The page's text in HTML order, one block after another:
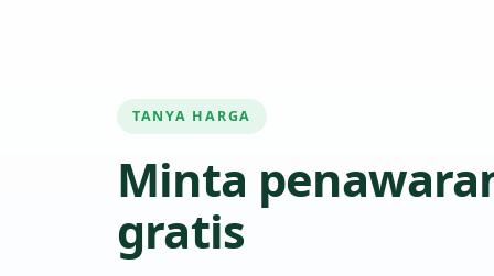
TANYA HARGA
Minta
gratis